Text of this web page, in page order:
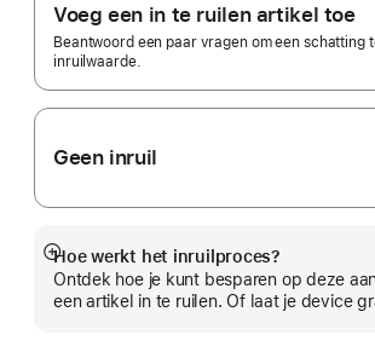
Voeg een in te ruilen artikel toe
Beantwoord een paar vragen om een schatting
inruilwaarde.
Geen inruil
Hoe werkt het inruilproces?
Ontdek hoe je kunt besparen op deze
een artikel in te ruilen. Of laat je device
Meer